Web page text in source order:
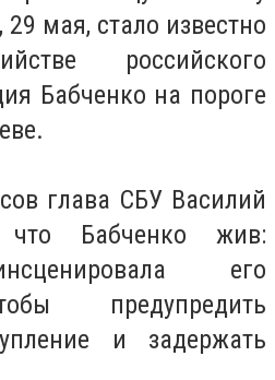
мая, стало известно
российского
Бабченко на пороге
глава СБУ Василий
что Бабченко жив:
его
предупредить
и задержать